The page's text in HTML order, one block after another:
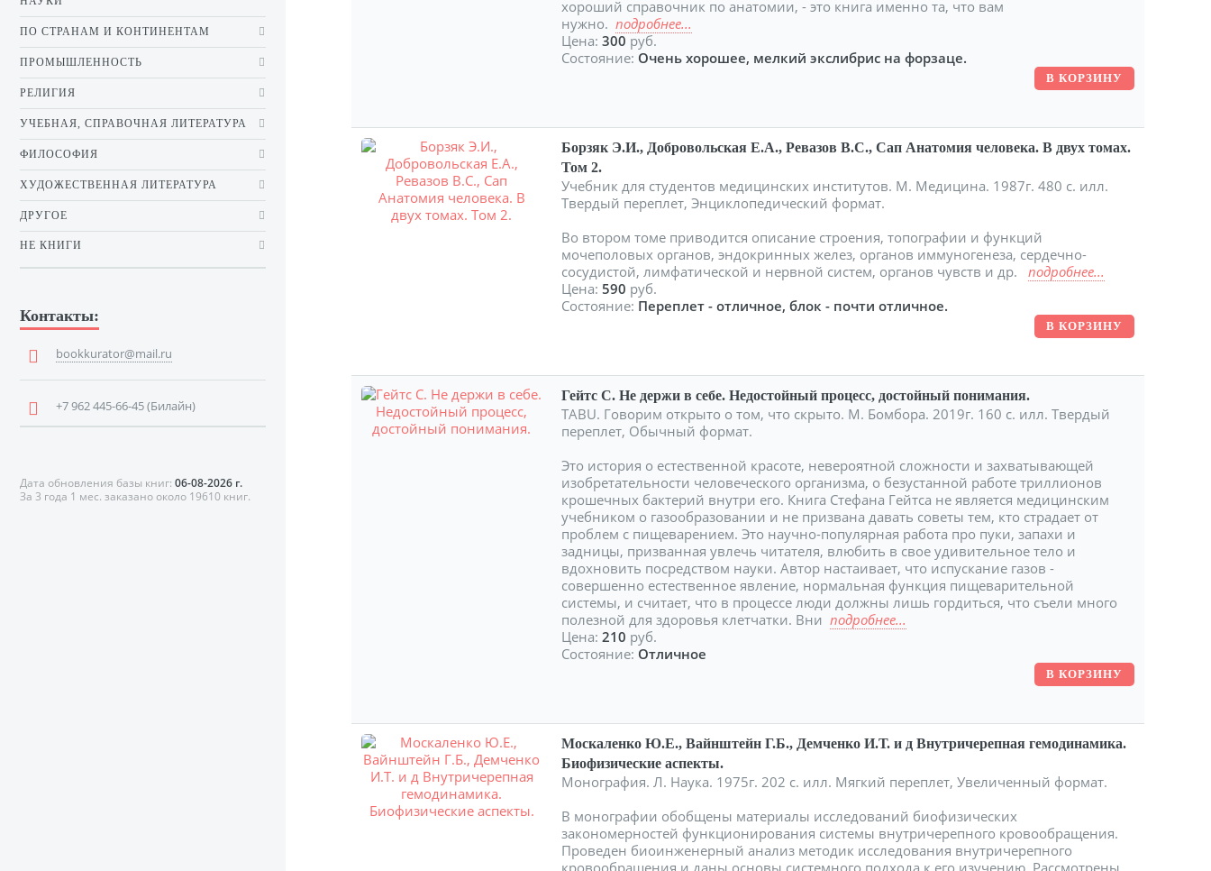
хороший справочник по анатомии, - это книга именно та, что вам
нужно.подробнее...
Цена:300 руб.
Состояние: Очень хорошее, мелкий экслибрис на форзаце.
Борзяк Э.И., Добровольская Е.А., Ревазов В.С., Сап Анатомия человека. В двух томах.
Том 2.
Учебник для студентов медицинских институтов. М. Медицина. 1987г. 480 с. илл.
Твердый переплет, Энциклопедический формат.
Во втором томе приводится описание строения, топографии и функций
мочеполовых органов, эндокринных желез, органов иммуногенеза, сердечно-
сосудистой, лимфатической и нервной систем, органов чувств и др.подробнее...
Цена:590 руб.
Состояние: Переплет - отличное, блок - почти отличное.
Гейтс С. Не держи в себе. Недостойный процесс, достойный понимания.
TABU. Говорим открыто о том, что скрыто. М. Бомбора. 2019г. 160 с. илл. Твердый
переплет, Обычный формат.
Это история о естественной красоте, невероятной сложности и захватывающей
изобретательности человеческого организма, о безустанной работе триллионов
крошечных бактерий внутри его. Книга Стефана Гейтса не является медицинским
учебником о газообразовании и не призвана давать советы тем, кто страдает от
проблем с пищеварением. Это научно-популярная работа про пуки, запахи и
задницы, призванная увлечь читателя, влюбить в свое удивительное тело и
вдохновить посредством науки. Автор настаивает, что испускание газов -
совершенно естественное явление, нормальная функция пищеварительной
системы, и считает, что в процессе люди должны лишь гордиться, что съели много
полезной для здоровья клетчатки. Вниподробнее...
Цена:210 руб.
Состояние: Отличное
Москаленко Ю.Е., Вайнштейн Г.Б., Демченко И.Т. и д Внутричерепная гемодинамика.
Биофизические аспекты.
Монография. Л. Наука. 1975г. 202 с. илл. Мягкий переплет, Увеличенный формат.
В монографии обобщены материалы исследований биофизических
закономерностей функционирования системы внутричерепного кровообращения.
Проведен биоинженерный анализ методик исследования внутричерепного
кровообращения и даны основы системного подхода к его изучению. Рассмотрены
ПО СТРАНАМ И КОНТИНЕНТАМ
ПРОМЫШЛЕННОСТЬ
РЕЛИГИЯ
УЧЕБНАЯ, СПРАВОЧНАЯ ЛИТЕРАТУРА
ФИЛОСОФИЯ
ХУДОЖЕСТВЕННАЯ ЛИТЕРАТУРА
ДРУГОЕ
НЕ КНИГИ
Контакты:
bookkurator@mail.ru
+7 962 445-66-45 (Билайн)
Дата обновления базы книг: 06-08-2026 г.
За 3 года 1 мес. заказано около 19610 книг.